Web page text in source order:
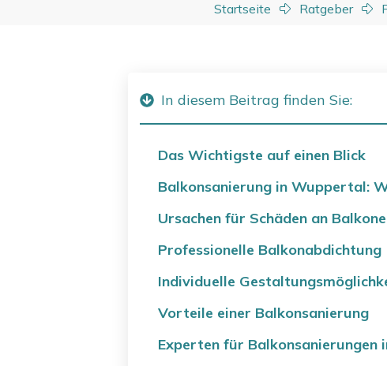
Startseite Ratgeber
In diesem Beitrag finden Sie:
Das Wichtigste auf einen Blick
Balkonsanierung in Wuppertal:
Ursachen für Schäden an
Professionelle Balkonabdichtung
Individuelle
Vorteile einer Balkonsanierung
Experten für Balkonsanierungen